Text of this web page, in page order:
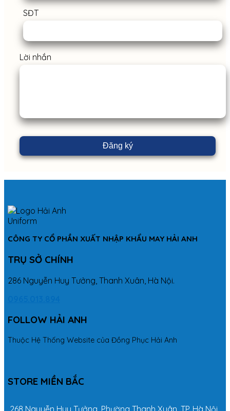
SĐT
Lời nhắn
CÔNG TY CỔ PHẦN XUẤT NHẬP KHẨU MAY HẢI ANH
TRỤ SỞ CHÍNH
286 Nguyễn Huy Tưởng, Thanh Xuân, Hà Nội.
FOLLOW HẢI ANH
Thuộc Hệ Thống Website của Đồng Phục Hải Anh
STORE MIỀN BẮC
268 Nguyễn Huy Tưởng, Phường Thanh Xuân, TP. Hà Nội.